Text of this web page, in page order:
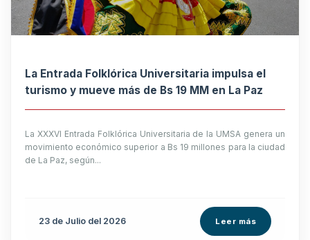
La Entrada Folklórica Universitaria impulsa el
turismo y mueve más de Bs 19 MM en La Paz
La XXXVI Entrada Folklórica Universitaria de la UMSA genera un
movimiento económico superior a Bs 19 millones para la ciudad
de La Paz, según...
23 de Julio del 2026 Leer más